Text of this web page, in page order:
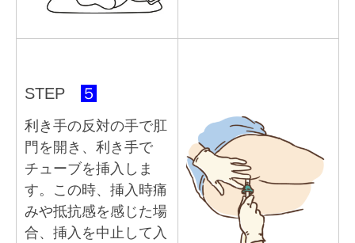
STEP ５
利き手の反対の手で肛
門を開き、利き手で
チューブを挿入しま
す。この時、挿入時痛
みや抵抗感を感じた場
合、挿入を中止して入